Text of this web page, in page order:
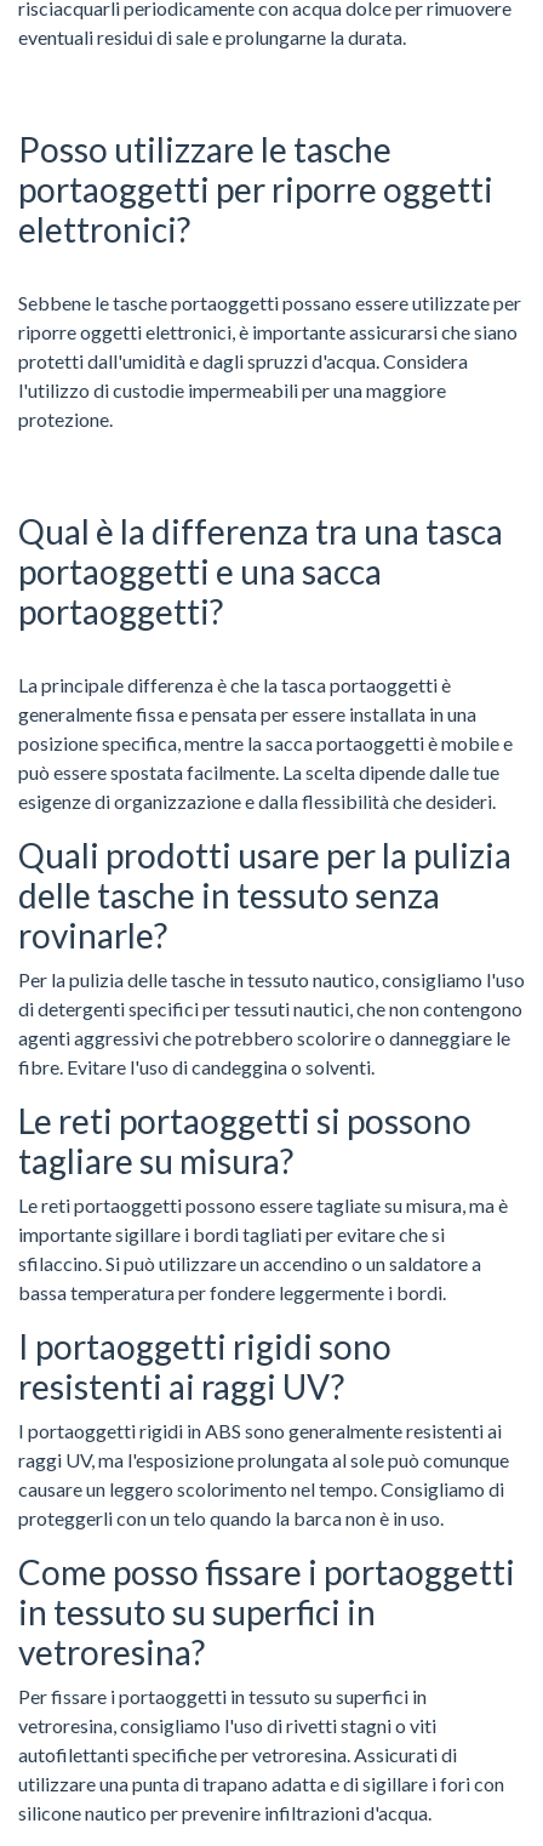
risciacquarli periodicamente con acqua dolce per rimuovere
eventuali residui di sale e prolungarne la durata.
Posso utilizzare le tasche
portaoggetti per riporre oggetti
elettronici?
Sebbene le tasche portaoggetti possano essere utilizzate per
riporre oggetti elettronici, è importante assicurarsi che siano
protetti dall'umidità e dagli spruzzi d'acqua. Considera
l'utilizzo di custodie impermeabili per una maggiore
protezione.
Qual è la differenza tra una tasca
portaoggetti e una sacca
portaoggetti?
La principale differenza è che la tasca portaoggetti è
generalmente fissa e pensata per essere installata in una
posizione specifica, mentre la sacca portaoggetti è mobile e
può essere spostata facilmente. La scelta dipende dalle tue
esigenze di organizzazione e dalla flessibilità che desideri.
Quali prodotti usare per la pulizia
delle tasche in tessuto senza
rovinarle?
Per la pulizia delle tasche in tessuto nautico, consigliamo l'uso
di detergenti specifici per tessuti nautici, che non contengono
agenti aggressivi che potrebbero scolorire o danneggiare le
fibre. Evitare l'uso di candeggina o solventi.
Le reti portaoggetti si possono
tagliare su misura?
Le reti portaoggetti possono essere tagliate su misura, ma è
importante sigillare i bordi tagliati per evitare che si
sfilaccino. Si può utilizzare un accendino o un saldatore a
bassa temperatura per fondere leggermente i bordi.
I portaoggetti rigidi sono
resistenti ai raggi UV?
I portaoggetti rigidi in ABS sono generalmente resistenti ai
raggi UV, ma l'esposizione prolungata al sole può comunque
causare un leggero scolorimento nel tempo. Consigliamo di
proteggerli con un telo quando la barca non è in uso.
Come posso fissare i portaoggetti
in tessuto su superfici in
vetroresina?
Per fissare i portaoggetti in tessuto su superfici in
vetroresina, consigliamo l'uso di rivetti stagni o viti
autofilettanti specifiche per vetroresina. Assicurati di
utilizzare una punta di trapano adatta e di sigillare i fori con
silicone nautico per prevenire infiltrazioni d'acqua.